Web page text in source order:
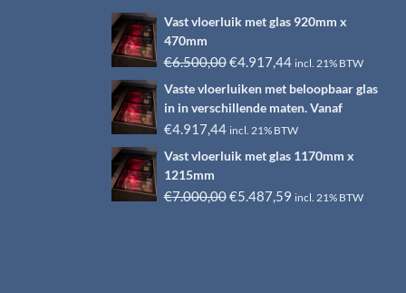
Vast vloerluik met glas 920mm x
470mm
€6.500,00Oorspronkelijke
prijs
was:
€6.500,00.
€4.917,44Huidige
prijs
is:
€4.917,44.
incl. 21% BTW
Vaste vloerluiken met beloopbaar glas
in in verschillende maten. Vanaf
€4.917,44 incl. 21% BTW
Vast vloerluik met glas 1170mm x
1215mm
€7.000,00Oorspronkelijke
€5.487,59Huidige
incl. 21% BTW